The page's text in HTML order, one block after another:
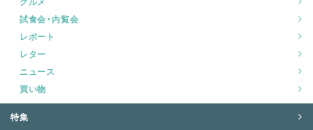
試食会・内覧会
レポート
レター
ニュース
買い物
特集